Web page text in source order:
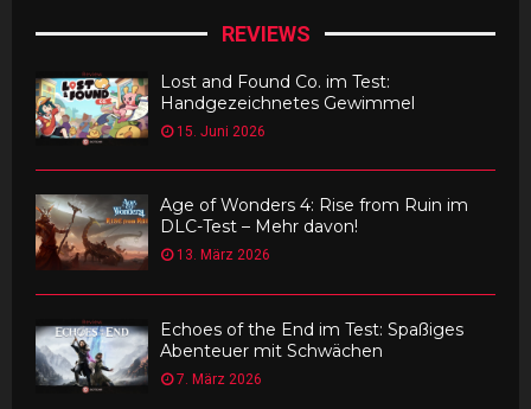
REVIEWS
Lost and Found Co. im Test:
Handgezeichnetes Gewimmel
15. Juni 2026
Age of Wonders 4: Rise from Ruin im
DLC-Test – Mehr davon!
13. März 2026
Echoes of the End im Test: Spaßiges
Abenteuer mit Schwächen
7. März 2026